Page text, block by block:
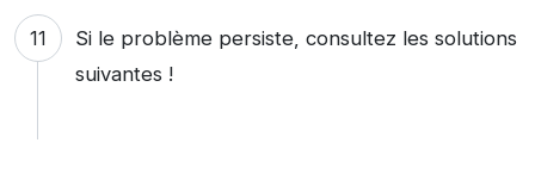
Si le problème persiste, consultez les solutions
suivantes !